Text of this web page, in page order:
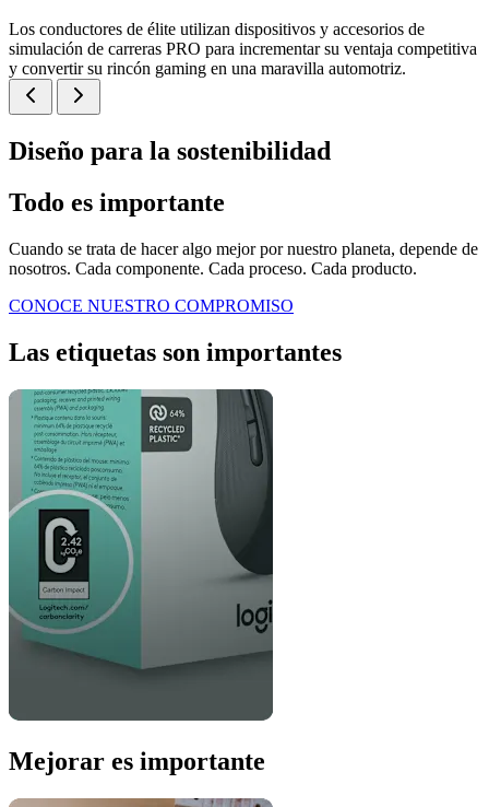
Los conductores de élite utilizan dispositivos y accesorios de
simulación de carreras PRO para incrementar su ventaja competitiva
y convertir su rincón gaming en una maravilla automotriz.
Diseño para la sostenibilidad
Todo es importante
Cuando se trata de hacer algo mejor por nuestro planeta, depende de
nosotros. Cada componente. Cada proceso. Cada producto.
CONOCE NUESTRO COMPROMISO
Las etiquetas son importantes
Mejorar es importante